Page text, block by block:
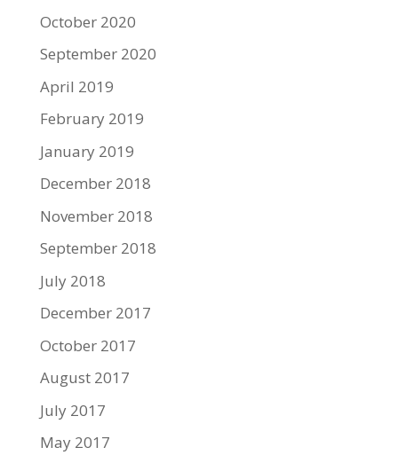
October 2020
September 2020
April 2019
February 2019
January 2019
December 2018
November 2018
September 2018
July 2018
December 2017
October 2017
August 2017
July 2017
May 2017